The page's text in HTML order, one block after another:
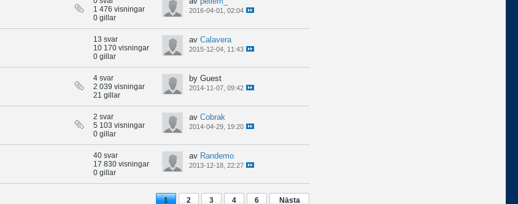
1 476 visningar
0 gillar
2016-04-01, 02:04
13 svar
10 170 visningar
0 gillar
av Calavera
2015-12-04, 11:43
4 svar
2 039 visningar
21 gillar
by Guest
2014-11-07, 09:42
2 svar
5 103 visningar
0 gillar
av Cobrak
2014-04-29, 19:20
40 svar
17 830 visningar
0 gillar
av Randemo
2013-12-18, 22:27
1 2 3 4 6 Nästa